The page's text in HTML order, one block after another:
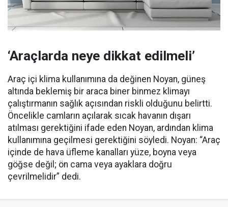
‘Araçlarda neye dikkat edilmeli’
Araç içi klima kullanımına da değinen Noyan, güneş
altında beklemiş bir araca biner binmez klimayı
çalıştırmanın sağlık açısından riskli olduğunu belirtti.
Öncelikle camların açılarak sıcak havanın dışarı
atılması gerektiğini ifade eden Noyan, ardından klima
kullanımına geçilmesi gerektiğini söyledi. Noyan: “Araç
içinde de hava üfleme kanalları yüze, boyna veya
göğse değil; ön cama veya ayaklara doğru
çevrilmelidir” dedi.